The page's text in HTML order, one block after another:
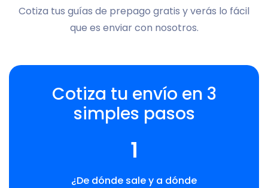
Cotiza tus guías de prepago gratis y verás lo fácil
que es enviar con nosotros.
Cotiza tu envío en 3
simples pasos
1
¿De dónde sale y a dónde